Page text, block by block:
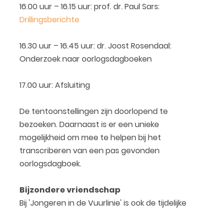
16.00 uur – 16.15 uur: prof. dr. Paul Sars:
Drillingsberichte
16.30 uur – 16.45 uur: dr. Joost Rosendaal:
Onderzoek naar oorlogsdagboeken
17.00 uur: Afsluiting
De tentoonstellingen zijn doorlopend te
bezoeken. Daarnaast is er een unieke
mogelijkheid om mee te helpen bij het
transcriberen van een pas gevonden
oorlogsdagboek.
Bijzondere vriendschap
Bij 'Jongeren in de Vuurlinie' is ook de tijdelijke